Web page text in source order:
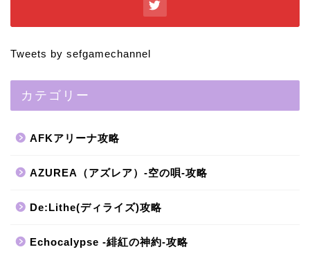
Tweets by sefgamechannel
カテゴリー
AFKアリーナ攻略
AZUREA（アズレア）-空の唄-攻略
De:Lithe(ディライズ)攻略
Echocalypse -緋紅の神約-攻略